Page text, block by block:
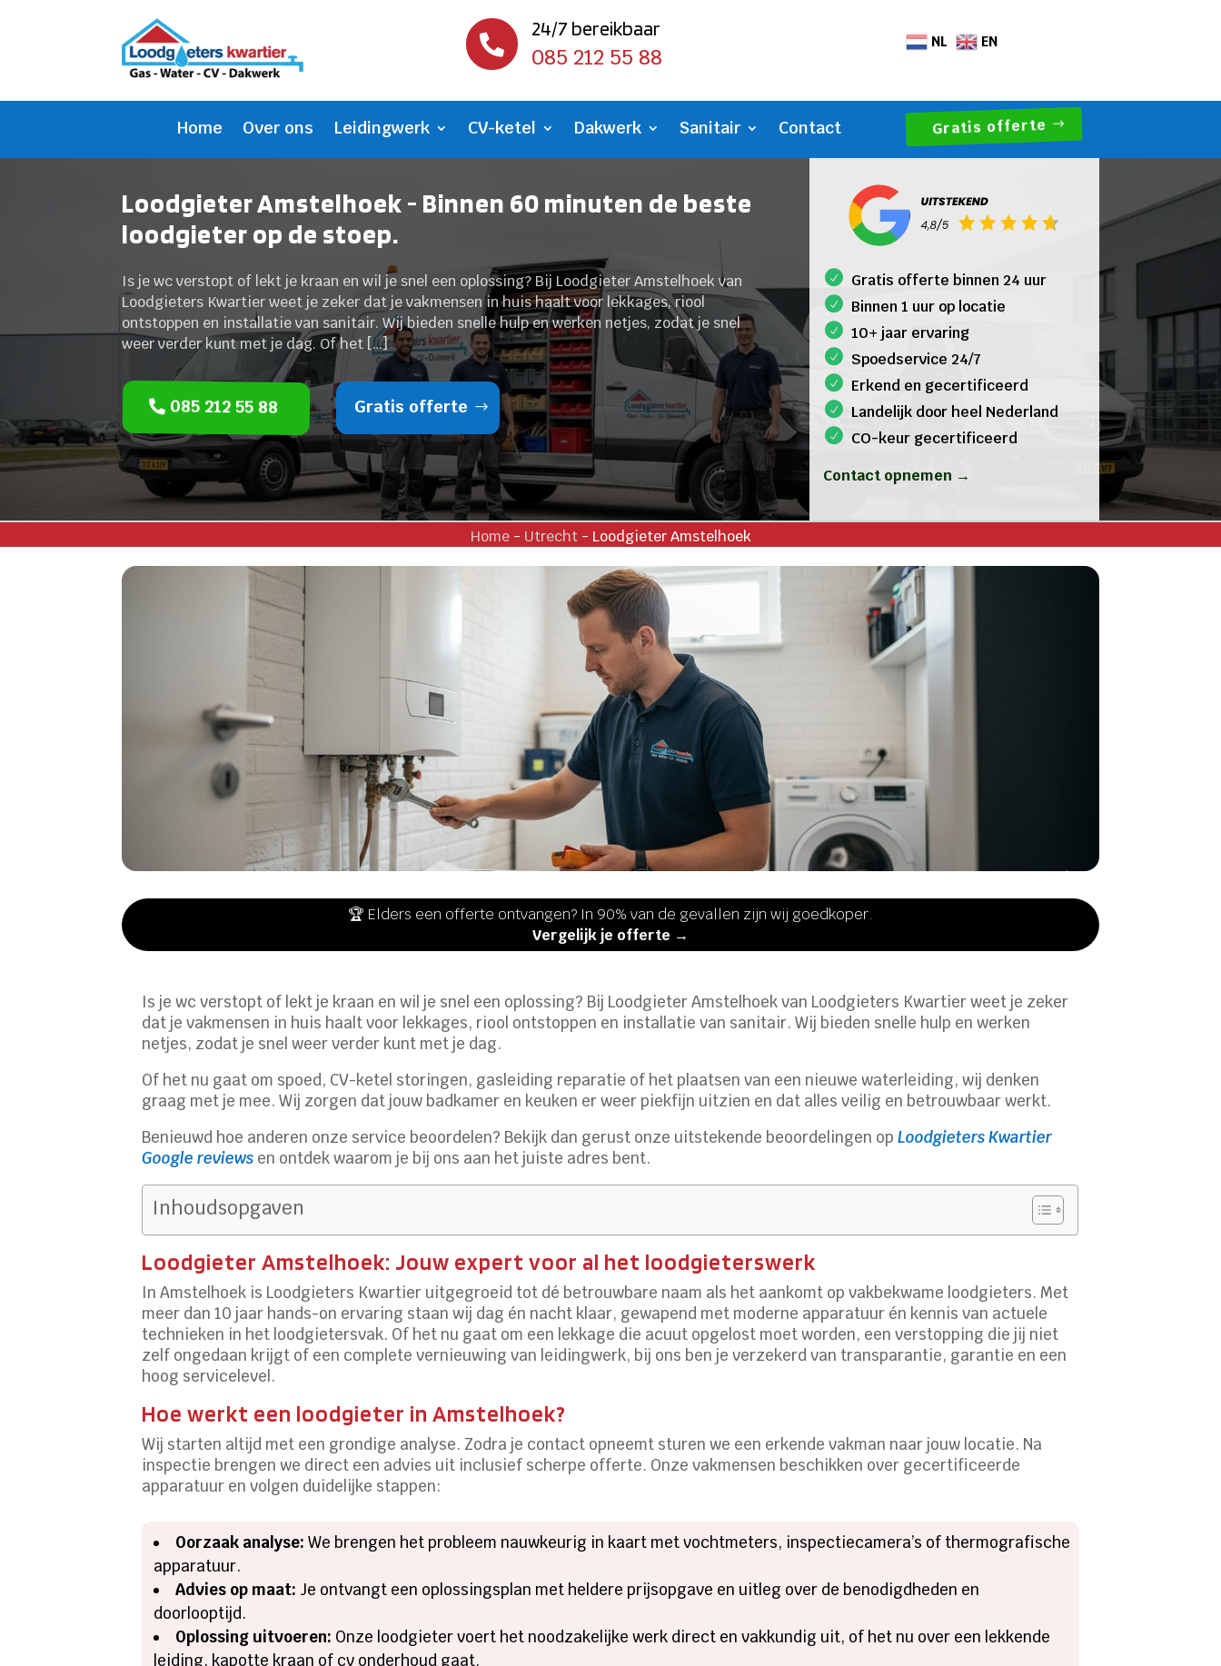

24/7 bereikbaar
085 212 55 88
NL EN
Home Over ons Leidingwerk CV-ketel Dakwerk Sanitair Contact Gratis offerte
Loodgieter Amstelhoek - Binnen 60 minuten de beste
loodgieter op de stoep.
Is je wc verstopt of lekt je kraan en wil je snel een oplossing? Bij Loodgieter Amstelhoek van
Loodgieters Kwartier weet je zeker dat je vakmensen in huis haalt voor lekkages, riool
ontstoppen en installatie van sanitair. Wij bieden snelle hulp en werken netjes, zodat je snel
weer verder kunt met je dag. Of het […]
085 212 55 88 Gratis offerte
Gratis offerte binnen 24 uur
Binnen 1 uur op locatie
10+ jaar ervaring
Spoedservice 24/7
Erkend en gecertificeerd
Landelijk door heel Nederland
CO-keur gecertificeerd
Contact opnemen →
Home- Utrecht- Loodgieter Amstelhoek
🏆 Elders een offerte ontvangen? In 90% van de gevallen zijn wij goedkoper.
Vergelijk je offerte →
Is je wc verstopt of lekt je kraan en wil je snel een oplossing? Bij Loodgieter Amstelhoek van Loodgieters Kwartier weet je zeker
dat je vakmensen in huis haalt voor lekkages, riool ontstoppen en installatie van sanitair. Wij bieden snelle hulp en werken
netjes, zodat je snel weer verder kunt met je dag.
Of het nu gaat om spoed, CV-ketel storingen, gasleiding reparatie of het plaatsen van een nieuwe waterleiding, wij denken
graag met je mee. Wij zorgen dat jouw badkamer en keuken er weer piekfijn uitzien en dat alles veilig en betrouwbaar werkt.
Benieuwd hoe anderen onze service beoordelen? Bekijk dan gerust onze uitstekende beoordelingen opLoodgieters Kwartier
Google reviews en ontdek waarom je bij ons aan het juiste adres bent.
Inhoudsopgaven
Loodgieter Amstelhoek: Jouw expert voor al het loodgieterswerk
In Amstelhoek is Loodgieters Kwartier uitgegroeid tot dé betrouwbare naam als het aankomt op vakbekwame loodgieters. Met
meer dan 10 jaar hands-on ervaring staan wij dag én nacht klaar, gewapend met moderne apparatuur én kennis van actuele
technieken in het loodgietersvak. Of het nu gaat om een lekkage die acuut opgelost moet worden, een verstopping die jij niet
zelf ongedaan krijgt of een complete vernieuwing van leidingwerk, bij ons ben je verzekerd van transparantie, garantie en een
hoog servicelevel.
Hoe werkt een loodgieter in Amstelhoek?
Wij starten altijd met een grondige analyse. Zodra je contact opneemt sturen we een erkende vakman naar jouw locatie. Na
inspectie brengen we direct een advies uit inclusief scherpe offerte. Onze vakmensen beschikken over gecertificeerde
apparatuur en volgen duidelijke stappen:
Oorzaak analyse: We brengen het probleem nauwkeurig in kaart met vochtmeters, inspectiecamera’s of thermografische
apparatuur.
Advies op maat: Je ontvangt een oplossingsplan met heldere prijsopgave en uitleg over de benodigdheden en
doorlooptijd.
Oplossing uitvoeren: Onze loodgieter voert het noodzakelijke werk direct en vakkundig uit, of het nu over een lekkende
leiding, kapotte kraan of cv onderhoud gaat.